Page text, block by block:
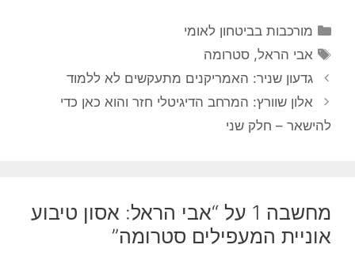
קטגוריות
מורכבות בביטחון לאומי
תגיות
אבי הראל,סטרומה
גדעון שניר: האמריקנים מתעקשים לא ללמוד
אלון שוורץ: המרחב הדיגיטלי חזר והוא כאן כדי
להישאר – חלק שני
מחשבה 1 על “אבי הראל: אסון טיבוע
אוניית המעפילים סטרומה”